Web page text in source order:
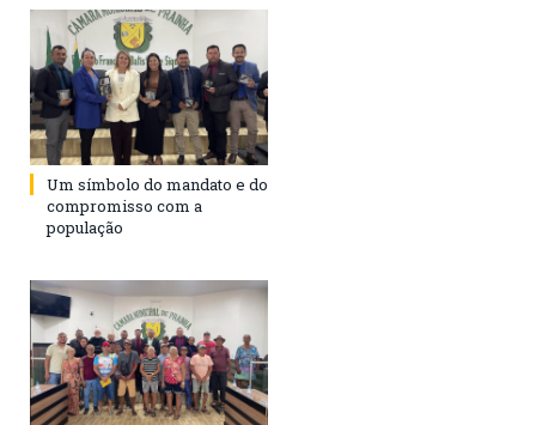
Um símbolo do mandato e do
compromisso com a
população